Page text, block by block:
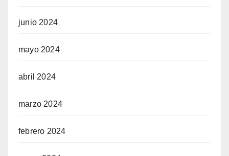
junio 2024
mayo 2024
abril 2024
marzo 2024
febrero 2024